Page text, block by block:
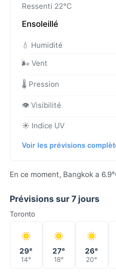
Ressenti 22°C
Ensoleillé
💧 Humidité
🌬️ Vent
🌡️ Pression
👁️ Visibilité
☀️ Indice UV
Voir les prévisions
En ce moment, Bangkok a
Prévisions sur 7 jours
Toronto
29°
14°
27°
18°
26°
20°